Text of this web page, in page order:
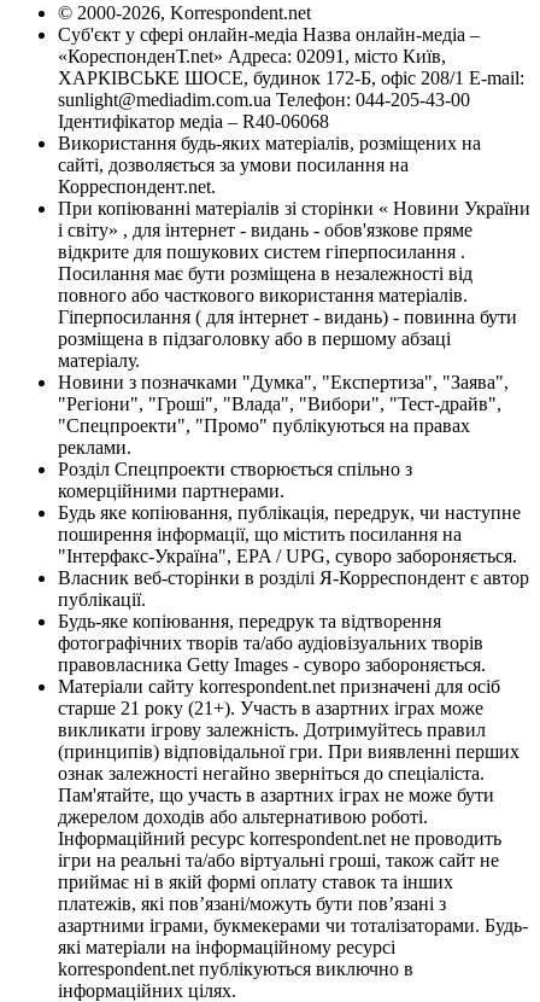
© 2000-2026, Korrespondent.net
Суб'єкт у сфері онлайн-медіа Назва онлайн-медіа –
«КореспонденТ.net» Адреса: 02091, місто Київ,
ХАРКІВСЬКЕ ШОСЕ, будинок 172-Б, офіс 208/1 E-mail:
sunlight@mediadim.com.ua Телефон: 044-205-43-00
Ідентифікатор медіа – R40-06068
Використання будь-яких матеріалів, розміщених на
сайті, дозволяється за умови посилання на
Корреспондент.net.
При копіюванні матеріалів зі сторінки « Новини України
і світу» , для інтернет - видань - обов'язкове пряме
відкрите для пошукових систем гіперпосилання .
Посилання має бути розміщена в незалежності від
повного або часткового використання матеріалів.
Гіперпосилання ( для інтернет - видань) - повинна бути
розміщена в підзаголовку або в першому абзаці
матеріалу.
Новини з позначками "Думка", "Експертиза", "Заява",
"Регіони", "Гроші", "Влада", "Вибори", "Тест-драйв",
"Спецпроекти", "Промо" публікуються на правах
реклами.
Розділ Спецпроекти створюється спільно з
комерційними партнерами.
Будь яке копіювання, публікація, передрук, чи наступне
поширення інформації, що містить посилання на
"Інтерфакс-Україна", EPA / UPG, суворо забороняється.
Власник веб-сторінки в розділі Я-Корреспондент є автор
публікації.
Будь-яке копіювання, передрук та відтворення
фотографічних творів та/або аудіовізуальних творів
правовласника Getty Images - суворо забороняється.
Матеріали сайту korrespondent.net призначені для осіб
старше 21 року (21+). Участь в азартних іграх може
викликати ігрову залежність. Дотримуйтесь правил
(принципів) відповідальної гри. При виявленні перших
ознак залежності негайно зверніться до спеціаліста.
Пам'ятайте, що участь в азартних іграх не може бути
джерелом доходів або альтернативою роботі.
Інформаційний ресурс korrespondent.net не проводить
ігри на реальні та/або віртуальні гроші, також сайт не
приймає ні в якій формі оплату ставок та інших
платежів, які пов’язані/можуть бути пов’язані з
азартними іграми, букмекерами чи тоталізаторами. Будь-
які матеріали на інформаційному ресурсі
korrespondent.net публікуються виключно в
інформаційних цілях.